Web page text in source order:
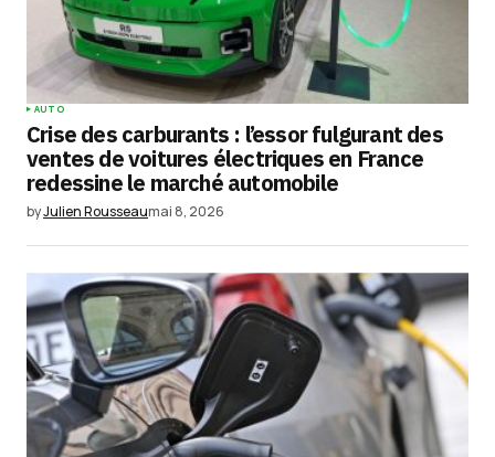
AUTO
Crise des carburants : l’essor fulgurant des
ventes de voitures électriques en France
redessine le marché automobile
byJulien Rousseaumai 8, 2026